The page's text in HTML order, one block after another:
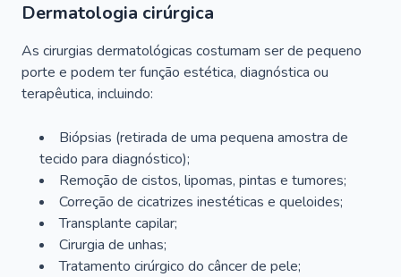
Dermatologia cirúrgica
As cirurgias dermatológicas costumam ser de pequeno
porte e podem ter função estética, diagnóstica ou
terapêutica, incluindo:
Biópsias (retirada de uma pequena amostra de
tecido para diagnóstico);
Remoção de cistos, lipomas, pintas e tumores;
Correção de cicatrizes inestéticas e queloides;
Transplante capilar;
Cirurgia de unhas;
Tratamento cirúrgico do câncer de pele;